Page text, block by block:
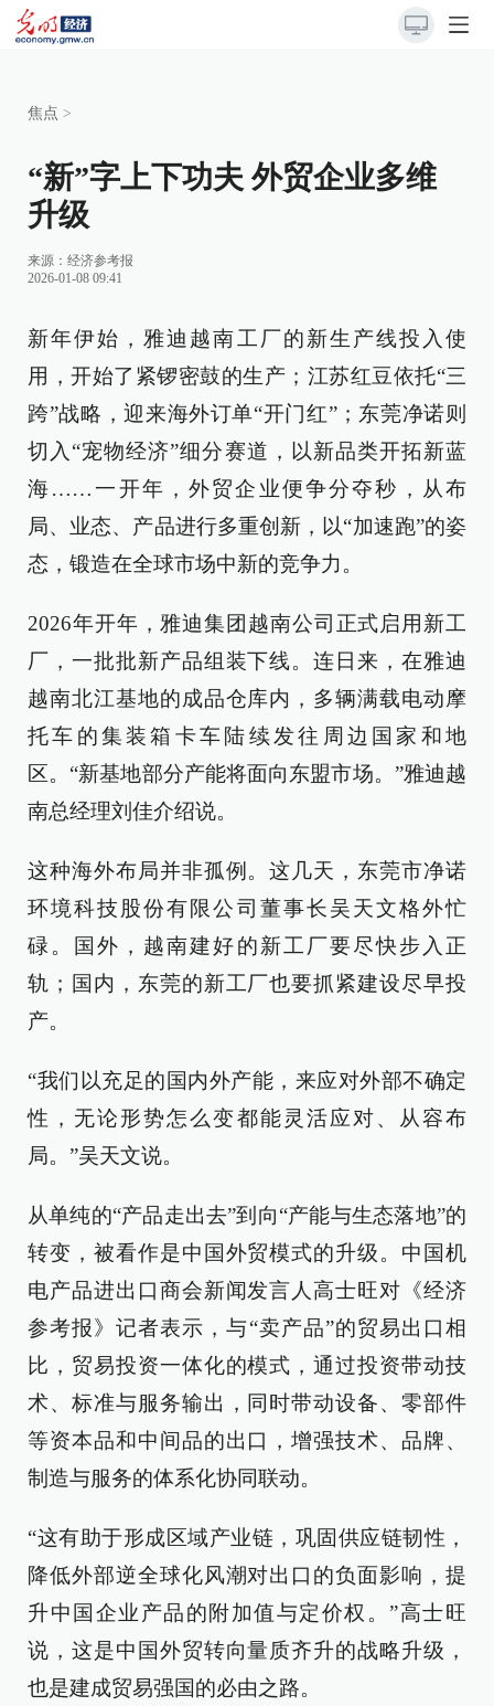
焦点 >
“新”字上下功夫 外贸企业多维
升级
来源： 经济参考报
2026-01-08 09:41
新年伊始，雅迪越南工厂的新生产线投入使
用，开始了紧锣密鼓的生产；江苏红豆依托“三
跨”战略，迎来海外订单“开门红”；东莞净诺则
切入“宠物经济”细分赛道，以新品类开拓新蓝
海……一开年，外贸企业便争分夺秒，从布
局、业态、产品进行多重创新，以“加速跑”的姿
态，锻造在全球市场中新的竞争力。
2026年开年，雅迪集团越南公司正式启用新工
厂，一批批新产品组装下线。连日来，在雅迪
越南北江基地的成品仓库内，多辆满载电动摩
托车的集装箱卡车陆续发往周边国家和地
区。“新基地部分产能将面向东盟市场。”雅迪越
南总经理刘佳介绍说。
这种海外布局并非孤例。这几天，东莞市净诺
环境科技股份有限公司董事长吴天文格外忙
碌。国外，越南建好的新工厂要尽快步入正
轨；国内，东莞的新工厂也要抓紧建设尽早投
产。
“我们以充足的国内外产能，来应对外部不确定
性，无论形势怎么变都能灵活应对、从容布
局。”吴天文说。
从单纯的“产品走出去”到向“产能与生态落地”的
转变，被看作是中国外贸模式的升级。中国机
电产品进出口商会新闻发言人高士旺对《经济
参考报》记者表示，与“卖产品”的贸易出口相
比，贸易投资一体化的模式，通过投资带动技
术、标准与服务输出，同时带动设备、零部件
等资本品和中间品的出口，增强技术、品牌、
制造与服务的体系化协同联动。
“这有助于形成区域产业链，巩固供应链韧性，
降低外部逆全球化风潮对出口的负面影响，提
升中国企业产品的附加值与定价权。”高士旺
说，这是中国外贸转向量质齐升的战略升级，
也是建成贸易强国的必由之路。